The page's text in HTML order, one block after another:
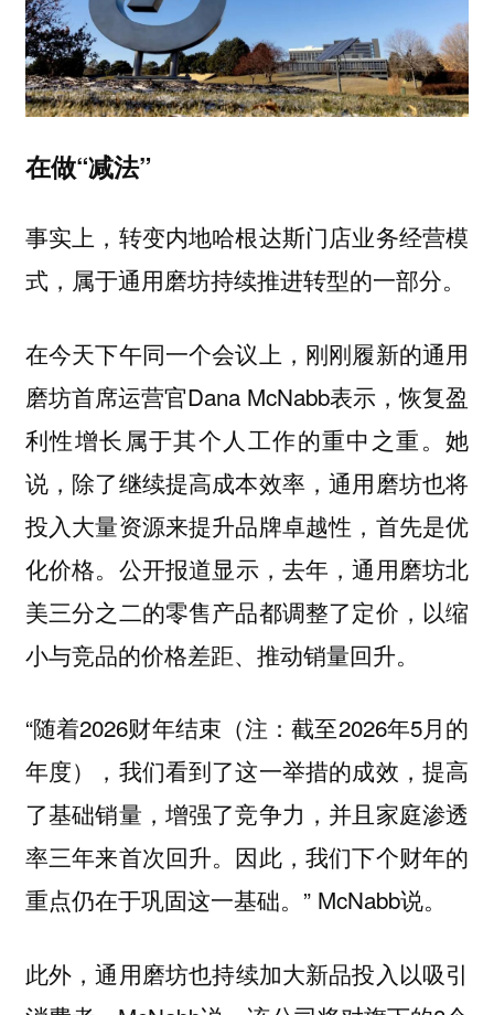
在做“减法”
事实上，转变内地哈根达斯门店业务经营模
式，属于通用磨坊持续推进转型的一部分。
在今天下午同一个会议上，刚刚履新的通用
磨坊首席运营官Dana McNabb表示，恢复盈
利性增长 属于其个人工作的重中之重。她
说，除了继续提高成本效率，通用磨坊也将
投入大量资源来提升品牌卓越性， 首先是优
化价格。公开报道显示，去年，通用磨坊北
美三分之二的零售产品都调整了定价，以缩
小与竞品的价格差距、推动销量回升。
“随着2026财年结束（注：截至2026年5月的
年度），我们看到了这一举措的成效，提高
了基础销量，增强了竞争力，并且家庭渗透
率三年来首次回升。因此，我们下个财年的
重点仍在于巩固这一基础。” McNabb说。
此外，通用磨坊也持续加大新品投入以吸引